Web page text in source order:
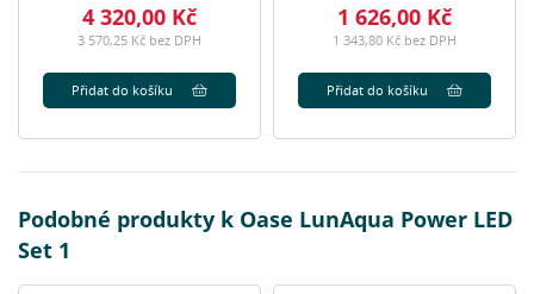
4 320,00 Kč
3 570,25 Kč bez DPH
Přidat do košíku
1 626,00 Kč
1 343,80 Kč bez DPH
Přidat do košíku
Podobné produkty k Oase LunAqua Power LED
Set 1